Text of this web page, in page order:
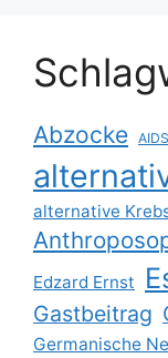
Abzocke AIDS
alternative
Edzard Ernst
Gastbeitrag
Germanische